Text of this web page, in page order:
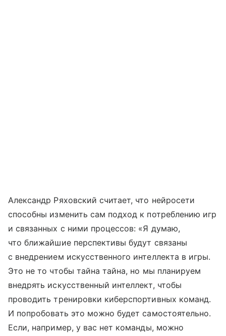
Александр Ряховский считает, что нейросети
способны изменить сам подход к потреблению игр
и связанных с ними процессов: «Я думаю,
что ближайшие перспективы будут связаны
с внедрением искусственного интеллекта в игры.
Это не то чтобы тайна тайна, но мы планируем
внедрять искусственный интеллект, чтобы
проводить тренировки киберспортивных команд.
И попробовать это можно будет самостоятельно.
Если, например, у вас нет команды, можно